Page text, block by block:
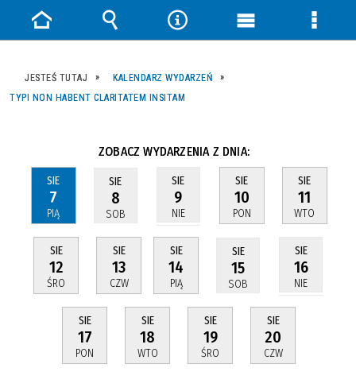
JESTEŚ TUTAJ
KALENDARZ WYDARZEŃ
TYPI NON HABENT CLARITATEM INSITAM
ZOBACZ WYDARZENIA Z DNIA:
SIE
7
PIĄ
SIE
8
SOB
SIE
9
NIE
SIE
10
PON
SIE
11
WTO
SIE
12
ŚRO
SIE
13
CZW
SIE
14
PIĄ
SIE
15
SOB
SIE
16
NIE
SIE
17
PON
SIE
18
WTO
SIE
19
ŚRO
SIE
20
CZW
Strona
główna
Wyszukiwarka
NarzędziaMenu
Menu